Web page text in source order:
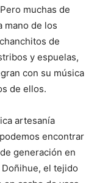
muchas de
mano de los
de
y espuelas,
con su música
de ellos.
artesanía
encontrar
generación en
el tejido